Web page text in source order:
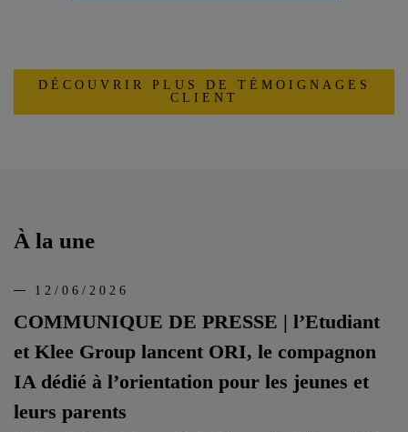
DÉCOUVRIR PLUS DE TÉMOIGNAGES
CLIENT
À la une
COMMUNIQUE DE PRESSE | l’Etudiant
et Klee Group lancent ORI, le compagnon
IA dédié à l’orientation pour les jeunes et
leurs parents
12/06/2026